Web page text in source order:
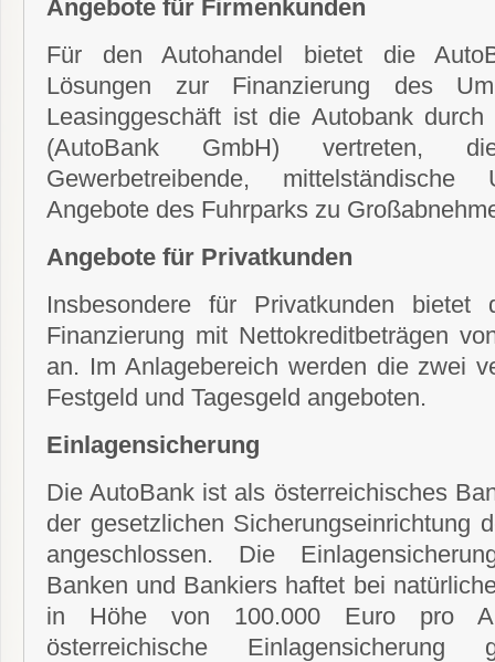
Angebote für Firmenkunden
Für den Autohandel bietet die
Lösungen zur Finanzierung des
Leasinggeschäft ist die Autobank durch
(AutoBank GmbH) vertreten,
Gewerbetreibende, mittelständische
Angebote des Fuhrparks zu
Angebote für Privatkunden
Insbesondere für Privatkunden
Finanzierung mit Nettokreditbeträgen
an. Im Anlagebereich werden die zwei
Festgeld und Tagesgeld angeboten.
Einlagensicherung
Die AutoBank ist als österreichisches
der gesetzlichen Sicherungseinrichtung
angeschlossen. Die
Banken und Bankiers haftet bei
in Höhe von 100.000 Euro pro
österreichische